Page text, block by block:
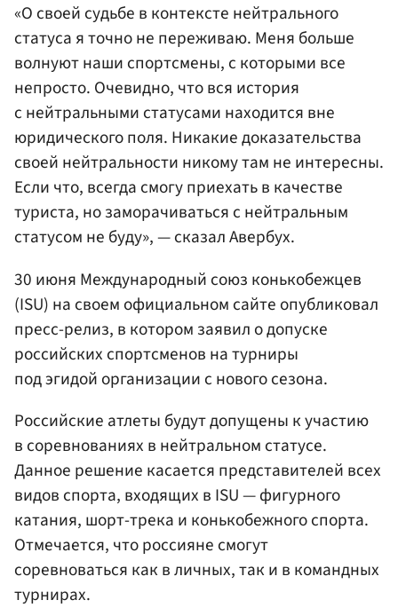
«О своей судьбе в контексте нейтрального
статуса я точно не переживаю. Меня больше
волнуют наши спортсмены, с которыми все
непросто. Очевидно, что вся история
с нейтральными статусами находится вне
юридического поля. Никакие доказательства
своей нейтральности никому там не интересны.
Если что, всегда смогу приехать в качестве
туриста, но заморачиваться с нейтральным
статусом не буду», — сказал Авербух.
30 июня Международный союз конькобежцев
(ISU) на своем официальном сайте опубликовал
пресс-релиз, в котором заявил о допуске
российских спортсменов на турниры
под эгидой организации с нового сезона.
Российские атлеты будут допущены к участию
в соревнованиях в нейтральном статусе.
Данное решение касается представителей всех
видов спорта, входящих в ISU — фигурного
катания, шорт-трека и конькобежного спорта.
Отмечается, что россияне смогут
соревноваться как в личных, так и в командных
турнирах.